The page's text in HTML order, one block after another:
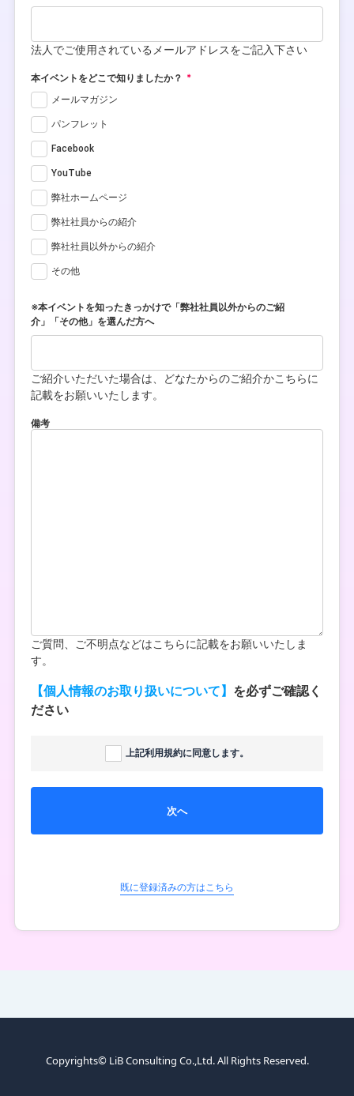
法人でご使用されているメールアドレスをご記入下さい
本イベントをどこで知りましたか？
メールマガジン
パンフレット
Facebook
YouTube
弊社ホームページ
弊社社員からの紹介
弊社社員以外からの紹介
その他
※本イベントを知ったきっかけで「弊社社員以外からのご紹
介」「その他」を選んだ方へ
ご紹介いただいた場合は、どなたからのご紹介かこちらに
記載をお願いいたします。
備考
ご質問、ご不明点などはこちらに記載をお願いいたしま
す。
【個人情報のお取り扱いについて】 を必ずご確認く
ださい
上記利用規約に同意します。
次へ
既に登録済みの方はこちら
Copyrights© LiB Consulting Co.,Ltd. All Rights Reserved.